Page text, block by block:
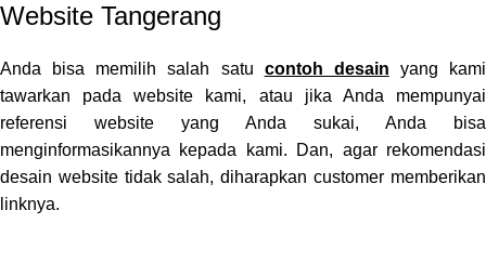
Website Tangerang
Anda bisa memilih salah satu contoh desain yang kami
tawarkan pada website kami, atau jika Anda mempunyai
referensi website yang Anda sukai, Anda bisa
menginformasikannya kepada kami. Dan, agar rekomendasi
desain website tidak salah, diharapkan customer memberikan
linknya.